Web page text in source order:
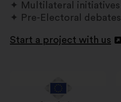
Multilateral initiatives
Pre-Electoral debates
Start a project with us
Otevřít